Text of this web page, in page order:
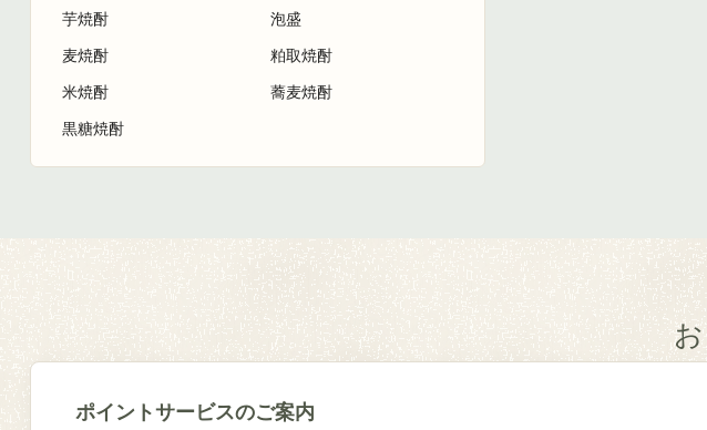
芋焼酎
麦焼酎
米焼酎
黒糖焼酎
泡盛
粕取焼酎
蕎麦焼酎
ポイントサービスのご案内